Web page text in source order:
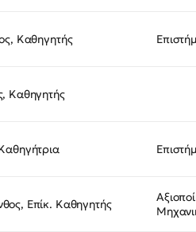
Καθηγητής
Καθηγητής
Επίκ. Καθηγητής